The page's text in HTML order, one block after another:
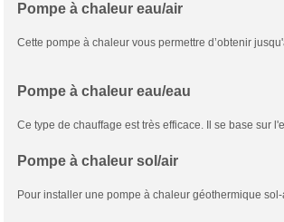
Pompe à chaleur eau/air
Cette pompe à chaleur vous permettre d’obtenir
Pompe à chaleur eau/eau
Ce type de chauffage est très efficace. Il se base sur
Pompe à chaleur sol/air
Pour installer une pompe à chaleur géothermique